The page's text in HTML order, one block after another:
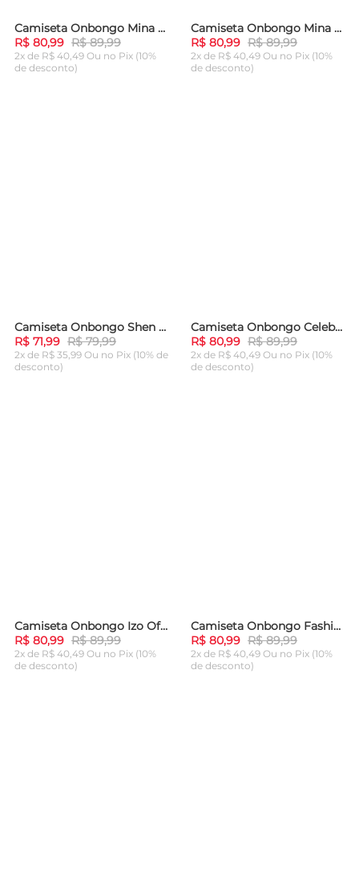
-10%Camiseta Onbongo Mina Branca
R$ 80,99 R$ 89,99
2x de R$ 40,49 Ou no Pix (10%
de desconto)
-10%Camiseta Onbongo Mina Preta
R$ 80,99 R$ 89,99
2x de R$ 40,49 Ou no Pix (10%
de desconto)
-10%Camiseta Onbongo Shen Preta
R$ 71,99 R$ 79,99
2x de R$ 35,99 Ou no Pix (10% de
desconto)
-10%Camiseta Onbongo Celebrate Off White
R$ 80,99 R$ 89,99
2x de R$ 40,49 Ou no Pix (10%
de desconto)
-10%Camiseta Onbongo Izo Off White
R$ 80,99 R$ 89,99
2x de R$ 40,49 Ou no Pix (10%
de desconto)
-10%Camiseta Onbongo Fashion Cinza Mescla
R$ 80,99 R$ 89,99
2x de R$ 40,49 Ou no Pix (10%
de desconto)